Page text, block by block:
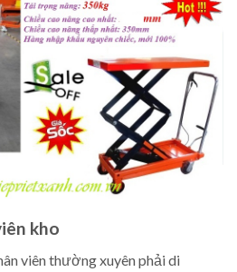
kho
viên thường xuyên phải di